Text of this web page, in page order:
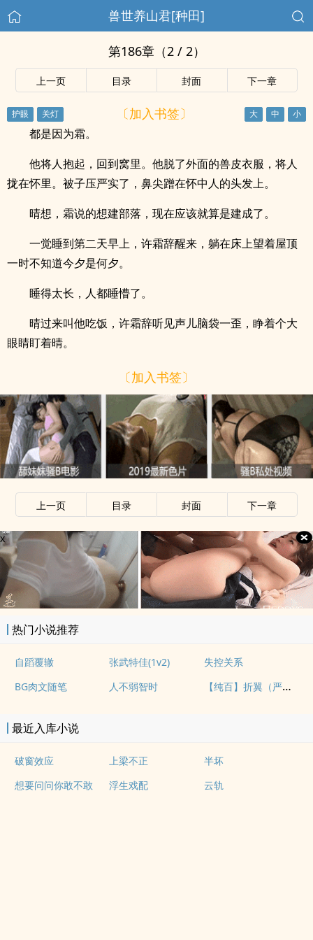
兽世养山君[种田]
第186章（2 / 2）
上一页 目录 封面 下一章
〔加入书签〕
都是因为霜。
他将人抱起，回到窝里。他脱了外面的兽皮衣服，将人
拢在怀里。被子压严实了，鼻尖蹭在怀中人的头发上。
晴想，霜说的想建部落，现在应该就算是建成了。
一觉睡到第二天早上，许霜辞醒来，躺在床上望着屋顶
一时不知道今夕是何夕。
睡得太长，人都睡懵了。
晴过来叫他吃饭，许霜辞听见声儿脑袋一歪，睁着个大
眼睛盯着晴。
〔加入书签〕
x
上一页 目录 封面 下一章
x
热门小说推荐
自蹈覆辙 张武特佳(1v2)
失控关系
BG肉文随笔
人不弱智时 【纯百】折翼（严厉上司是小鸟）
最近入库小说
破窗效应 上梁不正
半坏
想要问问你敢不敢
浮生戏配 云轨